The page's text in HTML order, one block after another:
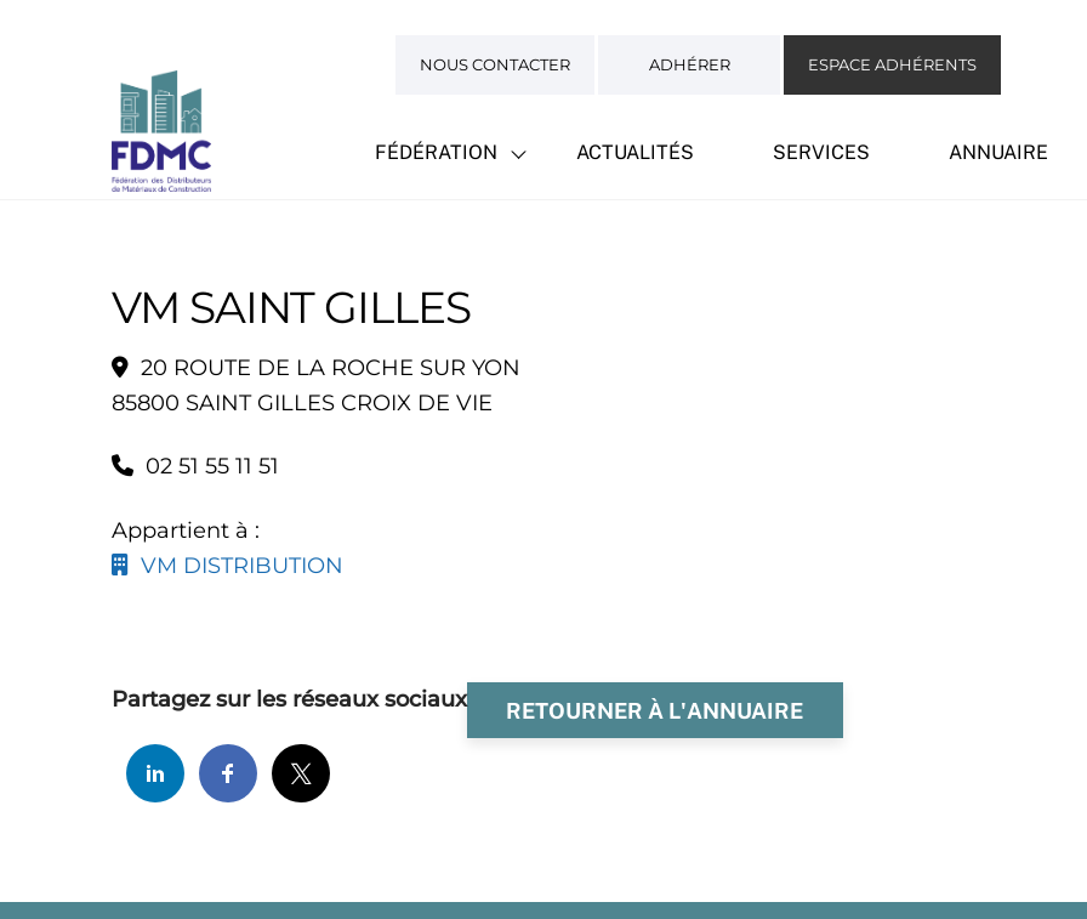
NOUS CONTACTER ADHÉRER ESPACE ADHÉRENTS
FÉDÉRATION ACTUALITÉS SERVICES ANNUAIRE
VM SAINT GILLES
20 ROUTE DE LA ROCHE SUR YON
85800 SAINT GILLES CROIX DE VIE
02 51 55 11 51
Appartient à :
VM DISTRIBUTION
RETOURNER À L'ANNUAIRE
Partagez sur les réseaux sociaux